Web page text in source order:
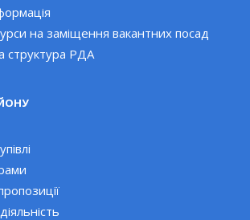
на заміщення вакантних посад
структура РДА